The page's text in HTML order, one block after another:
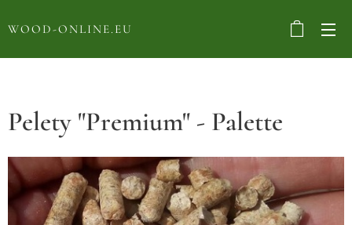
WOOD-ONLINE.EU
Pelety "Premium" - Palette